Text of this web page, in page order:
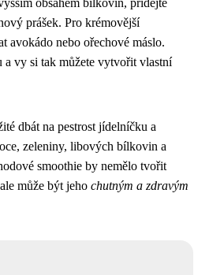
obsahem bílkovin, přidejte
prášek. Pro krémovější
avokádo nebo ořechové máslo.
a vy si tak můžete vytvořit vlastní
dbát na pestrost jídelníčku a
zeleniny, libových bílkovin a
smoothie by nemělo tvořit
může být jeho chutným a zdravým